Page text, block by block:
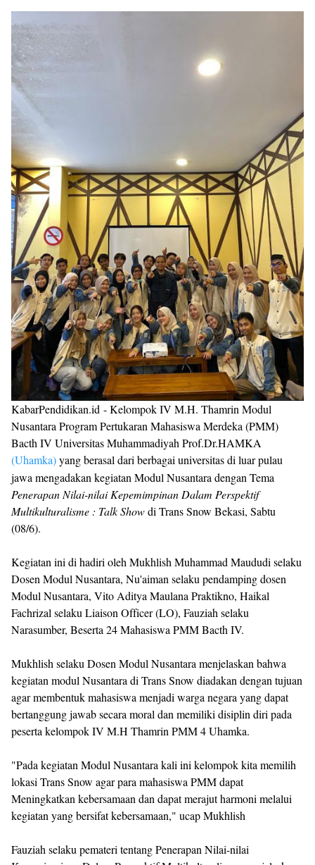
KabarPendidikan.id - Kelompok IV M.H. Thamrin Modul
Nusantara Program Pertukaran Mahasiswa Merdeka (PMM)
Bacth IV Universitas Muhammadiyah Prof.Dr.HAMKA
(Uhamka)yang berasal dari berbagai universitas di luar pulau
jawa mengadakan kegiatan Modul Nusantara dengan Tema
Penerapan Nilai-nilai Kepemimpinan Dalam Perspektif
Multikulturalisme : Talk Showdi Trans Snow Bekasi, Sabtu
(08/6).
Kegiatan ini di hadiri oleh Mukhlish Muhammad Maududi selaku
Dosen Modul Nusantara, Nu'aiman selaku pendamping dosen
Modul Nusantara, Vito Aditya Maulana Praktikno, Haikal
Fachrizal selaku Liaison Officer (LO), Fauziah selaku
Narasumber, Beserta 24 Mahasiswa PMM Bacth IV.
Mukhlish selaku Dosen Modul Nusantara menjelaskan bahwa
kegiatan modul Nusantara di Trans Snow diadakan dengan tujuan
agar membentuk mahasiswa menjadi warga negara yang dapat
bertanggung jawab secara moral dan memiliki disiplin diri pada
peserta kelompok IV M.H Thamrin PMM 4 Uhamka.
"Pada kegiatan Modul Nusantara kali ini kelompok kita memilih
lokasi Trans Snow agar para mahasiswa PMM dapat
Meningkatkan kebersamaan dan dapat merajut harmoni melalui
kegiatan yang bersifat kebersamaan," ucap Mukhlish
Fauziah selaku pemateri tentang Penerapan Nilai-nilai